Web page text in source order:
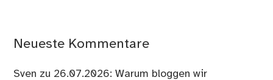
Neueste Kommentare
Sven zu 26.07.2026: Warum bloggen wir